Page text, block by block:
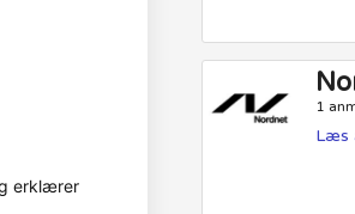
erklærer
1
Læs